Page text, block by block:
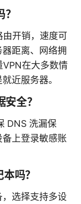
开销，速度可
距离、网络拥
在大多数情
近服务器。
全？
DNS 洗漏保
上登录敏感账
吗？
选择支持多设